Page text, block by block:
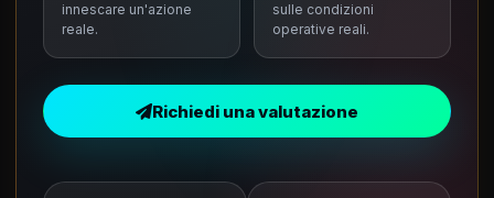
innescare un'azione
reale.
sulle condizioni
operative reali.
Richiedi una valutazione